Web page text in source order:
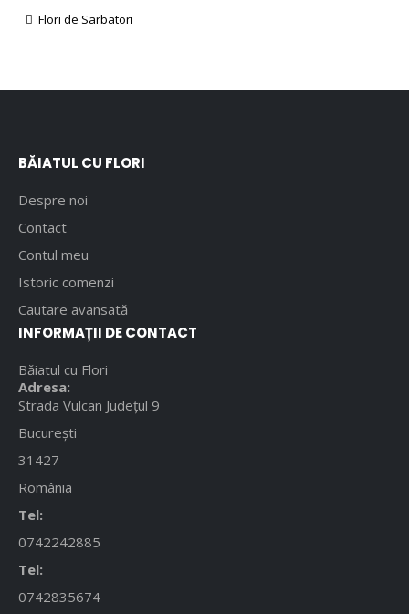
Flori de Sarbatori
BĂIATUL CU FLORI
Despre noi
Contact
Contul meu
Istoric comenzi
Cautare avansată
INFORMAȚII DE CONTACT
Băiatul cu Flori
Adresa:
Strada Vulcan Județul 9
București
31427
România
Tel:
0742242885
Tel:
0742835674